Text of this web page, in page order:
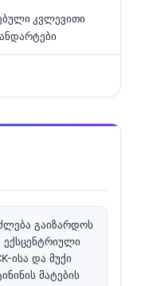
კვლევითი
გაიზარდოს
ექსცენტრიული
ისა და მუქი
მატების